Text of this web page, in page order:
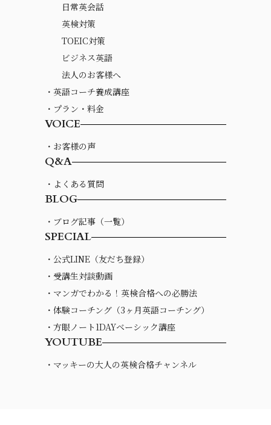
日常英会話
英検対策
TOEIC対策
ビジネス英語
法人のお客様へ
・英語コーチ養成講座
・プラン・料金
VOICE
・お客様の声
Q&A
・よくある質問
BLOG
・ブログ記事（一覧）
SPECIAL
・公式LINE（友だち登録）
・受講生対談動画
・マンガでわかる！英検合格への必勝法
・体験コーチング（3ヶ月英語コーチング）
・方眼ノート1DAYベーシック講座
YOUTUBE
・マッキーの大人の英検合格チャンネル